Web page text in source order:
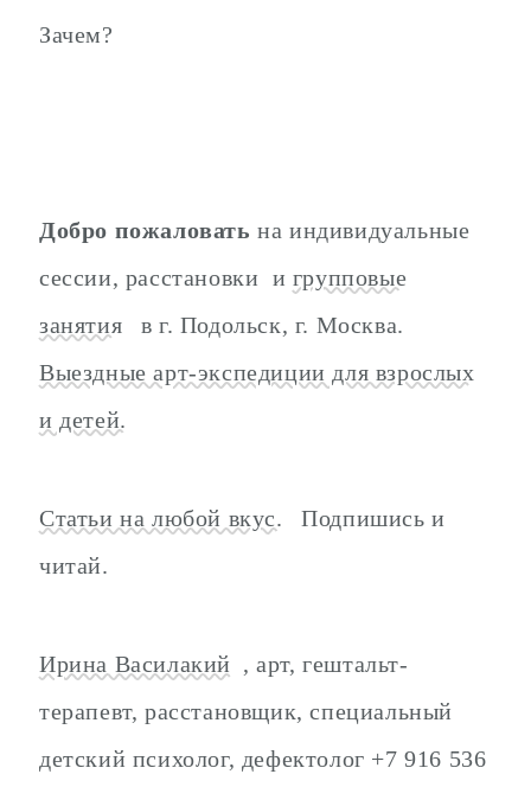
Зачем?
Добро пожаловать на индивидуальные
сессии, расстановки и групповые
занятия
в г. Подольск, г. Москва.
Выездные арт-экспедиции для взрослых
и детей.
Статьи на любой вкус.
Подпишись и
читай.
Ирина Василакий , арт, гештальт-
терапевт, расстановщик, специальный
детский психолог, дефектолог +7 916 536